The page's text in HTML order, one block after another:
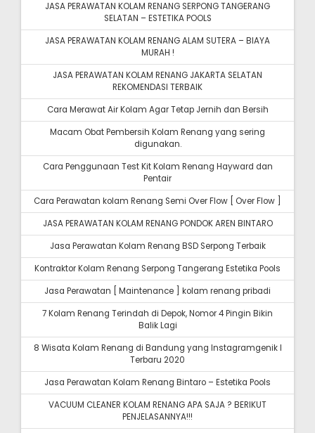
JASA PERAWATAN KOLAM RENANG SERPONG TANGERANG
SELATAN – ESTETIKA POOLS
JASA PERAWATAN KOLAM RENANG ALAM SUTERA – BIAYA
MURAH !
JASA PERAWATAN KOLAM RENANG JAKARTA SELATAN
REKOMENDASI TERBAIK
Cara Merawat Air Kolam Agar Tetap Jernih dan Bersih
Macam Obat Pembersih Kolam Renang yang sering
digunakan.
Cara Penggunaan Test Kit Kolam Renang Hayward dan
Pentair
Cara Perawatan kolam Renang Semi Over Flow [ Over Flow ]
JASA PERAWATAN KOLAM RENANG PONDOK AREN BINTARO
Jasa Perawatan Kolam Renang BSD Serpong Terbaik
Kontraktor Kolam Renang Serpong Tangerang Estetika Pools
Jasa Perawatan [ Maintenance ] kolam renang pribadi
7 Kolam Renang Terindah di Depok, Nomor 4 Pingin Bikin
Balik Lagi
8 Wisata Kolam Renang di Bandung yang Instagramgenik I
Terbaru 2020
Jasa Perawatan Kolam Renang Bintaro – Estetika Pools
VACUUM CLEANER KOLAM RENANG APA SAJA ? BERIKUT
PENJELASANNYA!!!